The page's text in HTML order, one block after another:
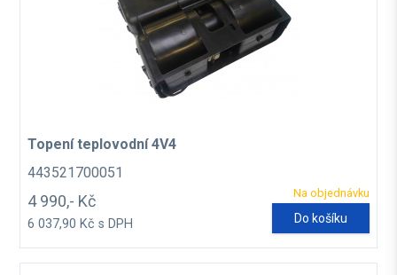
Topení teplovodní 4V4
443521700051
Na objednávku
4 990,- Kč
6 037,90 Kč s DPH Do košíku